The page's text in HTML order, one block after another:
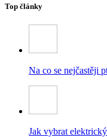
Top články
Na co se nejčastěji
Jak vybrat